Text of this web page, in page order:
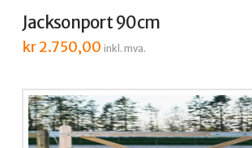
Jacksonport 90cm
kr2.750,00 inkl. mva.